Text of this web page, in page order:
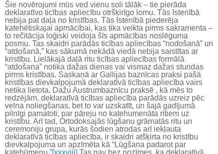
Šie novērojumi mūs ved vienu soli tālāk – tie pierāda
deklaratīvo ticības apliecību otršķirīgo lomu. Tās īstenībā
nebija pat daļa no kristības. Tās īstenībā piederēja
katehētiskajai apmācībai, kas tika veikta pirms sakramenta –
to rečitācija loģiski veidoja šīs apmācības noslēguma
posmu. Tas skaidri parādās ticības apliecības “nodošanā” un
“atdošanā,” kas sākumā nekādā viedā nebija saistītas ar
kristību. Lielākajā daļā ritu ticības apliecības formālā
“atdošana” notika dažas dienas vai vismaz dažas stundas
pirms kristības. Saskaņā ar Gallijas baznīcas praksi pašā
kristības dievkalpojumā deklaratīvā ticības apliecība vairs
netika lietota. Dažu Austrumbaznīcu praksē , kā mēs to
redzējām, deklaratīvā ticības apliecība parādās uzreiz pēc
velna noliegšanas, bet to var uzskatīt, un šajā gadījumā
pilnīgi pamatoti, par pāreju no katehumenāta ritiem uz
kristību. Arī tad, Ortodoksajās lūgšanu grāmatās ritu un
ceremoniju grupa, kurās šodien atrodas arī iekļauta
deklaratīvā ticības apliecība, ir skaidri atšķirta no kristību
dievkalpojuma un apzīmēta kā “Lūgšana padarot par
katehūmenu.”[xxxviii] Tas nav bez nozīmes, ka deklaratīvā